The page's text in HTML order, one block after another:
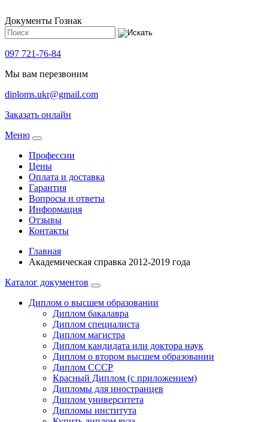
Документы Гознак
097 721-76-84
Мы вам перезвоним
diploms.ukr@gmail.com
Заказать онлайн
Meню
Профессии
Цены
Оплата и доставка
Гарантия
Вопросы и ответы
Информация
Отзывы
Контакты
Главная
Академическая справка 2012-2019 года
Каталог документов
Диплом о высшем образовании
Диплом бакалавра
Диплом специалиста
Диплом магистра
Диплом кандидата или доктора наук
Диплом о втором высшем образовании
Диплом СССР
Красный Диплом (с приложением)
Дипломы для иностранцев
Диплом университета
Дипломы института